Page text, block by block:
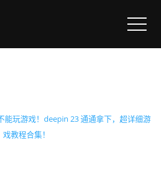
不能玩游戏！
能玩游戏！deepin 23 通通拿下，超详细游
戏教程合集！